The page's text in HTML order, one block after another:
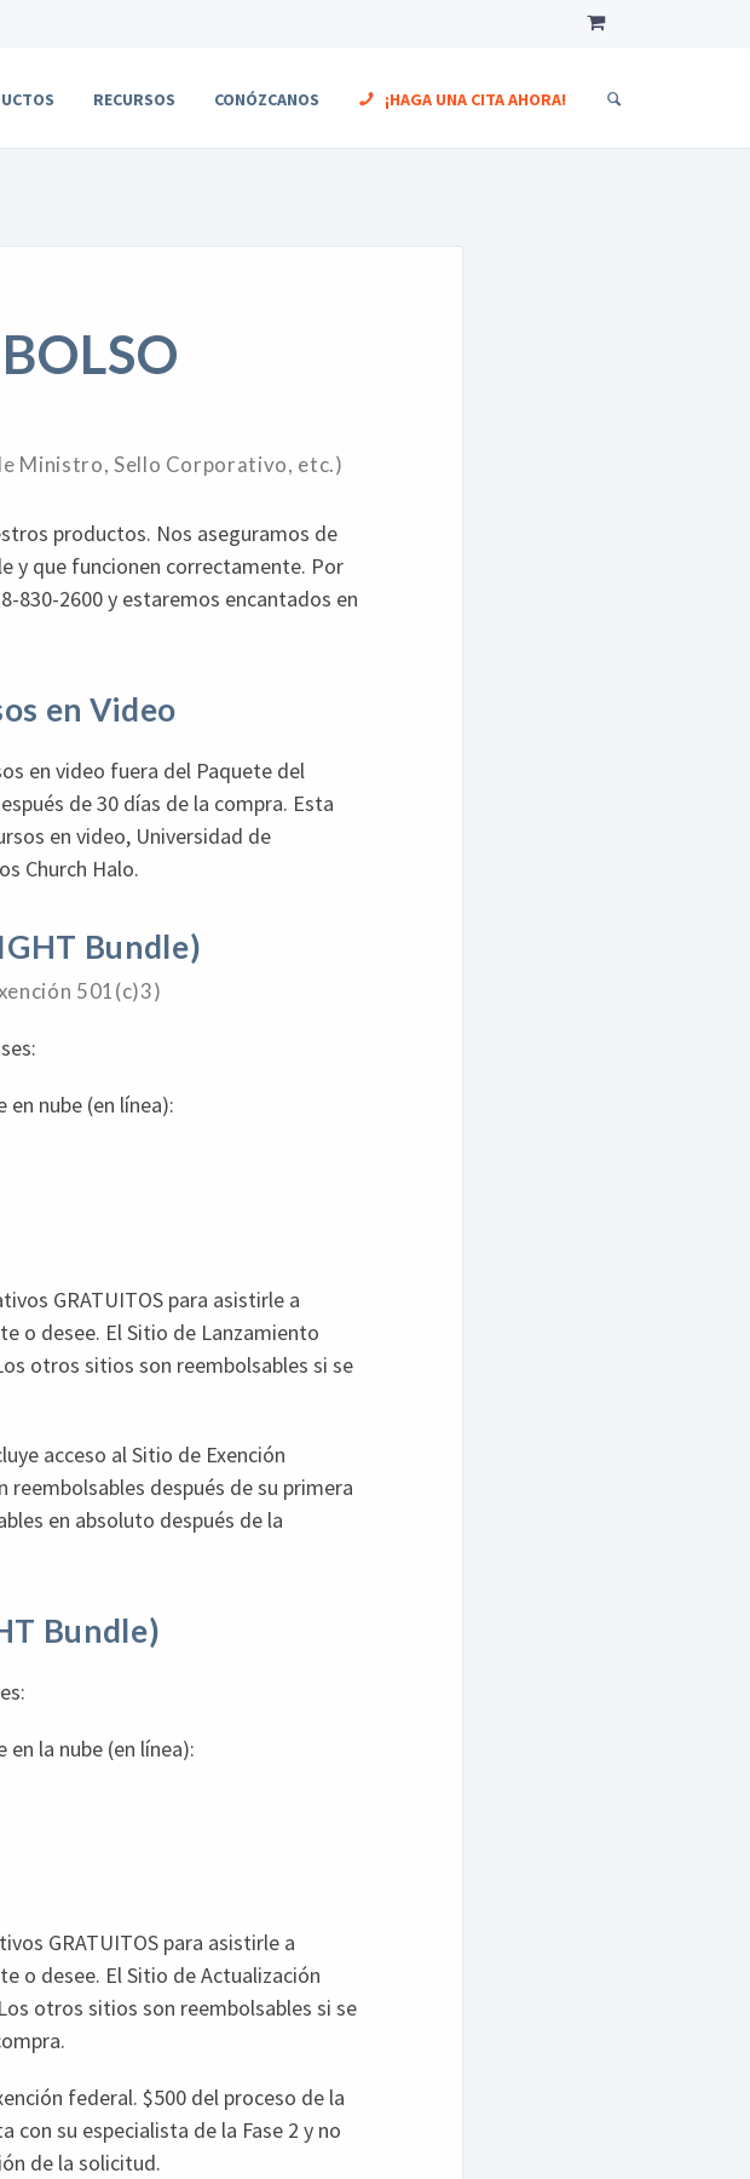
RECURSOS CONÓZCANOS ¡HAGA UNA CITA AHORA!
Ministro, Sello Corporativo, etc.)
productos. Nos aseguramos de
y que funcionen correctamente. Por
830-2600 y estaremos encantados en
en Video
en video fuera del Paquete del
de 30 días de la compra. Esta
en video, Universidad de
Church Halo.
Bundle)
501(c)3)
nube (en línea):
GRATUITOS para asistirle a
o desee. El Sitio de Lanzamiento
otros sitios son reembolsables si se
acceso al Sitio de Exención
reembolsables después de su primera
en absoluto después de la
Bundle)
la nube (en línea):
GRATUITOS para asistirle a
o desee. El Sitio de Actualización
otros sitios son reembolsables si se
federal. $500 del proceso de la
con su especialista de la Fase 2 y no
de la solicitud.